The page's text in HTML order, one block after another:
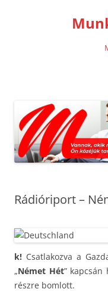
Rádióriport –
k! Csatlakozva a
„Német Hét”
részre bomlott.